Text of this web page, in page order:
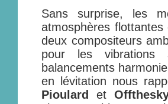
Sans surprise, les
atmosphères
deux compositeurs
pour les vibrations
balancements
en lévitation nous
Pioulard
et